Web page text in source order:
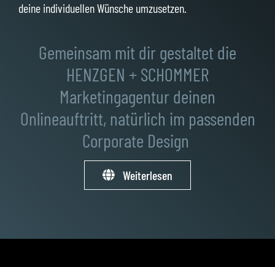
deine individuellen Wünsche umzusetzen.
Gemeinsam mit dir gestaltet die
HENZGEN + SCHOMMER
Marketingagentur deinen
Onlineauftritt, natürlich im passenden
Corporate Design
Weiterlesen